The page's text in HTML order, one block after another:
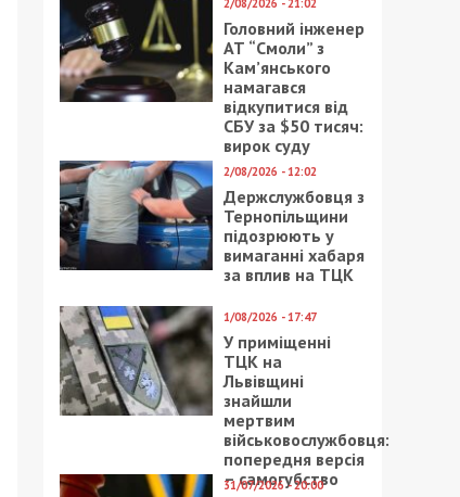
2/08/2026 - 21:02
Головний інженер
АТ “Смоли” з
Кам’янського
намагався
відкупитися від
СБУ за $50 тисяч:
вирок суду
2/08/2026 - 12:02
Держслужбовця з
Тернопільщини
підозрюють у
вимаганні хабаря
за вплив на ТЦК
1/08/2026 - 17:47
У приміщенні
ТЦК на
Львівщині
знайшли
мертвим
військовослужбовця:
попередня версія
– самогубство
31/07/2026 - 20:00